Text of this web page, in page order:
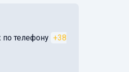
телефону +38